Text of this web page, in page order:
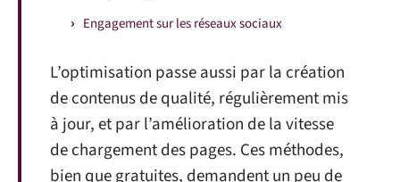
Engagement sur les réseaux sociaux
L’optimisation passe aussi par la création
de contenus de qualité, régulièrement mis
à jour, et par l’amélioration de la vitesse
de chargement des pages. Ces méthodes,
bien que gratuites, demandent un peu de